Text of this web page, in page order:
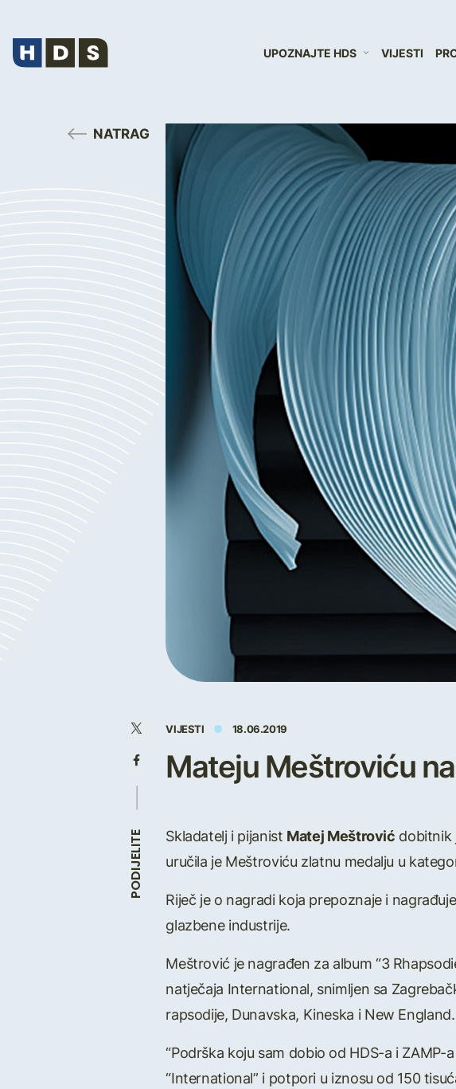
UPOZNAJTE HDS VIJESTI
NATRAG
PODIJELITE
VIJESTI 18.06.2019
Mateju Meštroviću
Skladatelj i pijanist Matej Meštrović dobitnik
uručila je Meštroviću zlatnu medalju u
Riječ je o nagradi koja prepoznaje i
glazbene industrije.
Meštrović je nagrađen za album “3
natječaja International, snimljen sa
rapsodije, Dunavska, Kineska i New England.
“Podrška koju sam dobio od HDS-a i
“International” i potpori u iznosu od 150